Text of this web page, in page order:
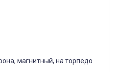
магнитный, на торпедо